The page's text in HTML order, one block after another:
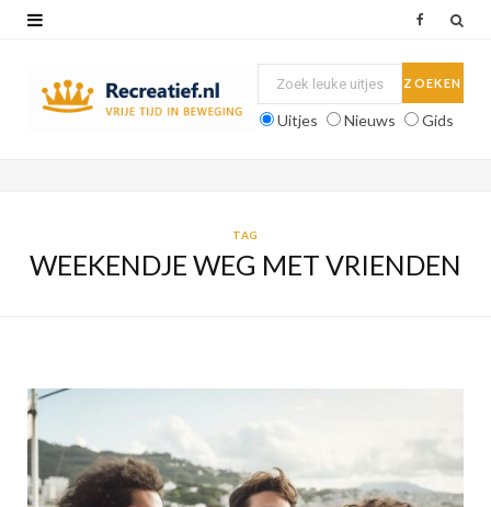
o
Uitjes Nieuws Gids
TAG
WEEKENDJE WEG MET VRIENDEN